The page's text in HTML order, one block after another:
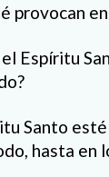
provocan
Espíritu
Santo
hasta en